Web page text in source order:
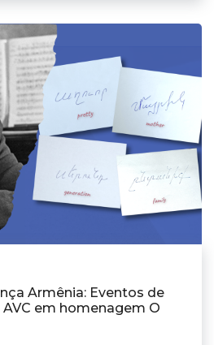
Armênia: Eventos de
em homenagem O